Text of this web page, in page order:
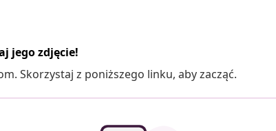
jego zdjęcie!
Skorzystaj z poniższego linku, aby zacząć.